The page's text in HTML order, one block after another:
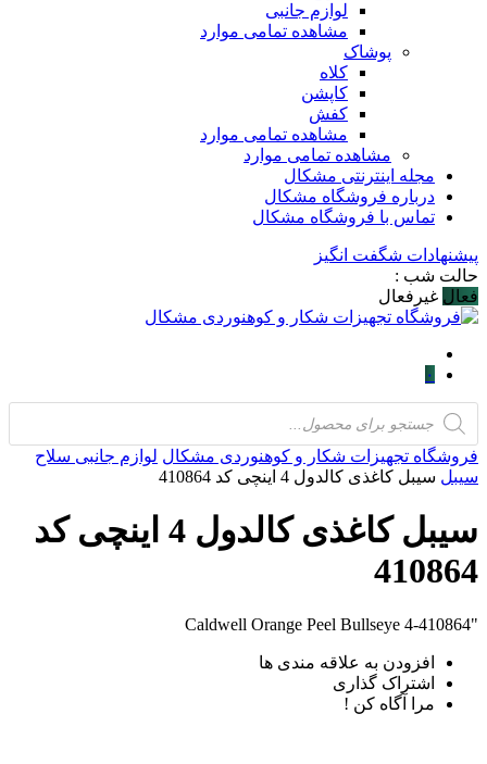
لوازم جانبی
مشاهده تمامی موارد
پوشاک
کلاه
کاپشن
کفش
مشاهده تمامی موارد
مشاهده تمامی موارد
مجله اینترنتی مشکال
درباره فروشگاه مشکال
تماس با فروشگاه مشکال
پیشنهادات شگفت انگیز
حالت شب :
فعال غیرفعال
۰
Products
search
فروشگاه تجهیزات شکار و کوهنوردی مشکال لوازم جانبی سلاح
سیبل سیبل کاغذی کالدول 4 اینچی کد 410864
سیبل کاغذی کالدول 4 اینچی کد
410864
"Caldwell Orange Peel Bullseye 4-410864
افزودن به علاقه مندی ها
اشتراک گذاری
مرا آگاه کن !